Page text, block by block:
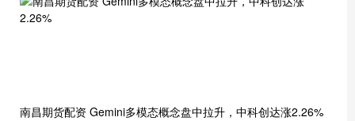
南昌期货配资 Gemini多模态概念盘中拉升，中科创达涨2.26%